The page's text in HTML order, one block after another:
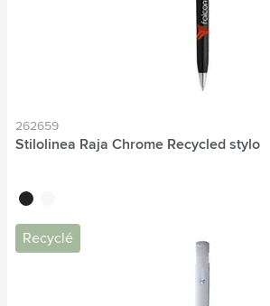
262659
Stilolinea Raja Chrome Recycled stylo
noir
Recyclé